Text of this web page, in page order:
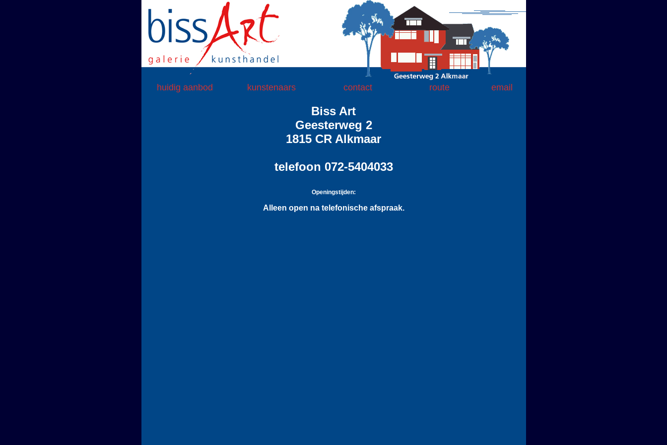
huidig aanbod kunstenaars contact route email
Biss Art
Geesterweg 2
1815 CR Alkmaar
telefoon 072-5404033
Openingstijden:
Alleen open na telefonische afspraak.